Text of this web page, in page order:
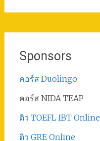
Sponsors
คอร์ส Duolingo
คอร์ส NIDA TEAP
ติว TOEFL IBT Online
ติว GRE Online